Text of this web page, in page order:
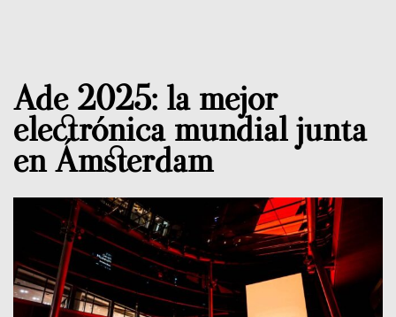
Ade 2025: la mejor
electrónica mundial junta
en Ámsterdam